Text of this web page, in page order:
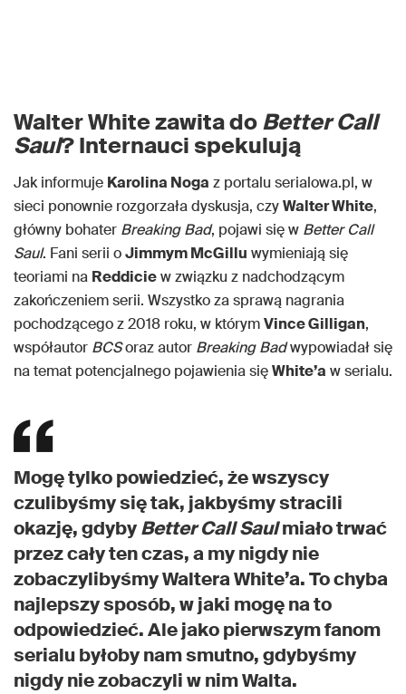
Walter White zawita doBetter Call
Saul? Internauci spekulują
Jak informuje Karolina Noga z portalu serialowa.pl, w
sieci ponownie rozgorzała dyskusja, czyWalter White,
główny bohater Breaking Bad, pojawi się w Better Call
Saul. Fani serii oJimmym McGillu wymieniają się
teoriami na Reddiciew związku z nadchodzącym
zakończeniem serii. Wszystko za sprawą nagrania
pochodzącego z 2018 roku, w którymVince Gilligan,
współautor BCSoraz autor Breaking Badwypowiadał się
na temat potencjalnego pojawienia sięWhite’a w serialu.
Mogę tylko powiedzieć, że wszyscy
czulibyśmy się tak, jakbyśmy stracili
okazję, gdybyBetter Call Saulmiało trwać
przez cały ten czas, a my nigdy nie
zobaczylibyśmy Waltera White’a. To chyba
najlepszy sposób, w jaki mogę na to
odpowiedzieć. Ale jako pierwszym fanom
serialu byłoby nam smutno, gdybyśmy
nigdy nie zobaczyli w nim Walta.